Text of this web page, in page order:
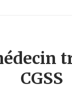
CGSS